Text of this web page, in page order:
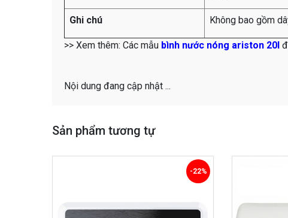
Ghi chú Không bao gồm
>> Xem thêm: Các mẫu bình nước nóng ariston 20l
Nội dung đang cập nhật ...
Sản phẩm tương tự
-22%